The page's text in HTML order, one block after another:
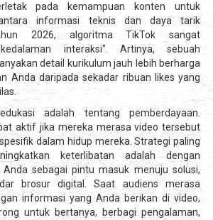
pada kemampuan konten untuk
antara informasi teknis dan daya tarik
2026, algoritma TikTok sangat
interaksi". Artinya, sebuah
detail kurikulum jauh lebih berharga
Anda daripada sekadar ribuan likes yang
adalah tentang pemberdayaan.
aktif jika mereka merasa video tersebut
dalam hidup mereka. Strategi paling
keterlibatan adalah dengan
sebagai pintu masuk menuju solusi,
brosur digital. Saat audiens merasa
informasi yang Anda berikan di video,
untuk bertanya, berbagi pengalaman,